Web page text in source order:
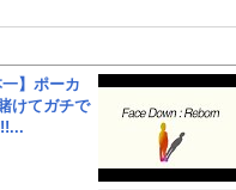
一】ポーカ
けてガチで